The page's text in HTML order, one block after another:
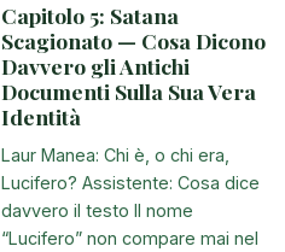
Capitolo 5: Satana
Scagionato — Cosa Dicono
Davvero gli Antichi
Documenti Sulla Sua Vera
Identità
Laur Manea: Chi è, o chi era,
Lucifero? Assistente: Cosa dice
davvero il testo Il nome
“Lucifero” non compare mai nel